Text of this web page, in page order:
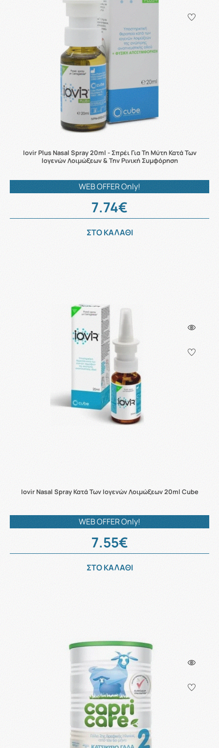
Iovir Plus Nasal Spray 20ml - Σπρέι Για Τη Μύτη Κατά Των
Ιογενών Λοιμώξεων & Την Ρινική Συμφόρηση
WEB OFFER Only!
7.74€
ΣΤΟ ΚΑΛΑΘΙ
Iovir Nasal Spray Κατά Των Ιογενών Λοιμώξεων 20ml Cube
WEB OFFER Only!
7.55€
ΣΤΟ ΚΑΛΑΘΙ